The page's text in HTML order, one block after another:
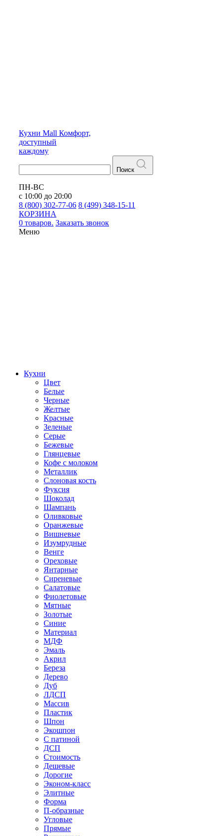
Кухни Mall Комфорт,
доступный
каждому
Поиск
ПН-ВС
с 10:00 до 20:00
8 (800) 302-77-06 8 (499) 348-15-11
КОРЗИНА
0 товаров. Заказать звонок
Меню
Кухни
Цвет
Белые
Черные
Желтые
Красные
Зеленые
Серые
Бежевые
Глянцевые
Кофе с молоком
Металлик
Слоновая кость
Фуксия
Шоколад
Шампань
Оливковые
Оранжевые
Вишневые
Изумрудные
Венге
Ореховые
Янтарные
Сиреневые
Салатовые
Фиолетовые
Мятные
Золотые
Синие
Материал
МДФ
Эмаль
Акрил
Береза
Дерево
Дуб
ЛДСП
Массив
Пластик
Шпон
Экошпон
С патиной
ДСП
Стоимость
Дешевые
Дорогие
Эконом-класс
Элитные
Форма
П-образные
Угловые
Прямые